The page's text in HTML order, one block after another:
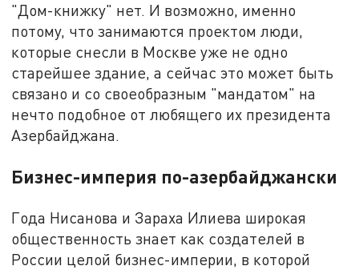
"Дом-книжку" нет. И возможно, именно
потому, что занимаются проектом люди,
которые снесли в Москве уже не одно
старейшее здание, а сейчас это может быть
связано и со своеобразным "мандатом" на
нечто подобное от любящего их президента
Азербайджана.
Бизнес-империя по-азербайджански
Года Нисанова и Зараха Илиева широкая
общественность знает как создателей в
России целой бизнес-империи, в которой